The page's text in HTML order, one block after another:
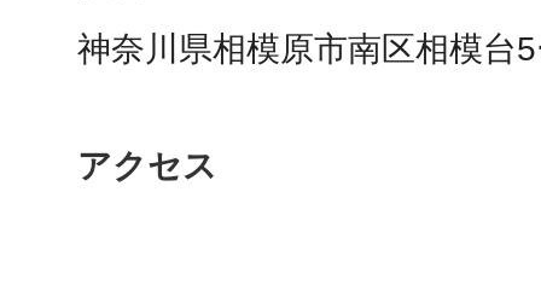
神奈川県相模原市南区相模台
アクセス